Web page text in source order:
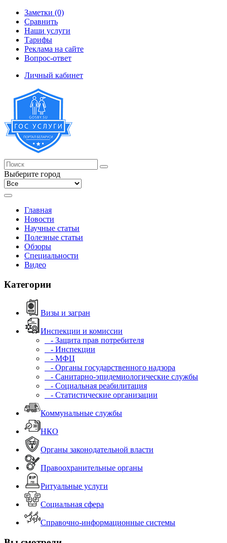
Заметки (0)
Сравнить
Наши услуги
Тарифы
Реклама на сайте
Вопрос-ответ
Личный кабинет
Выберите город
Главная
Новости
Научные статьи
Полезные статьи
Обзоры
Специальности
Видео
Категории
Визы и загран
Инспекции и комиссии
- Защита прав потребителя
- Инспекции
- МФЦ
- Органы государственного надзора
- Санитарно-эпидемиологические службы
- Социальная реабилитация
- Статистические организации
Коммунальные службы
НКО
Органы законодательной власти
Правоохранительные органы
Ритуальные услуги
Социальная сфера
Справочно-информационные системы